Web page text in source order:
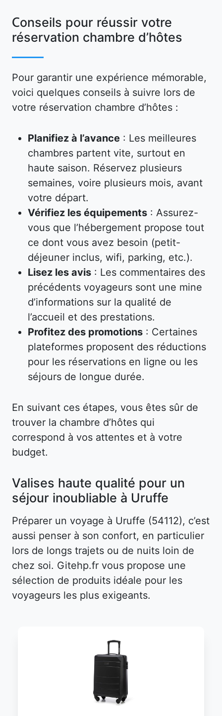
Conseils pour réussir votre
réservation chambre d’hôtes
Pour garantir une expérience mémorable,
voici quelques conseils à suivre lors de
votre réservation chambre d’hôtes :
Planifiez à l’avance : Les meilleures
chambres partent vite, surtout en
haute saison. Réservez plusieurs
semaines, voire plusieurs mois, avant
votre départ.
Vérifiez les équipements : Assurez-
vous que l’hébergement propose tout
ce dont vous avez besoin (petit-
déjeuner inclus, wifi, parking, etc.).
Lisez les avis : Les commentaires des
précédents voyageurs sont une mine
d’informations sur la qualité de
l’accueil et des prestations.
Profitez des promotions : Certaines
plateformes proposent des réductions
pour les réservations en ligne ou les
séjours de longue durée.
En suivant ces étapes, vous êtes sûr de
trouver la chambre d’hôtes qui
correspond à vos attentes et à votre
budget.
Valises haute qualité pour un
séjour inoubliable à Uruffe
Préparer un voyage à Uruffe (54112), c’est
aussi penser à son confort, en particulier
lors de longs trajets ou de nuits loin de
chez soi. Gitehp.fr vous propose une
sélection de produits idéale pour les
voyageurs les plus exigeants.